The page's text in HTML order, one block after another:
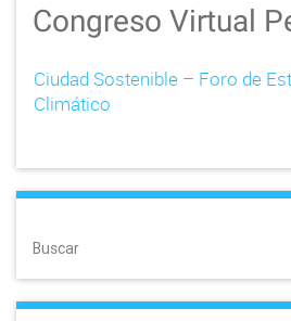
Congreso Virtual
Ciudad Sostenible – Foro de
Climático
Buscar